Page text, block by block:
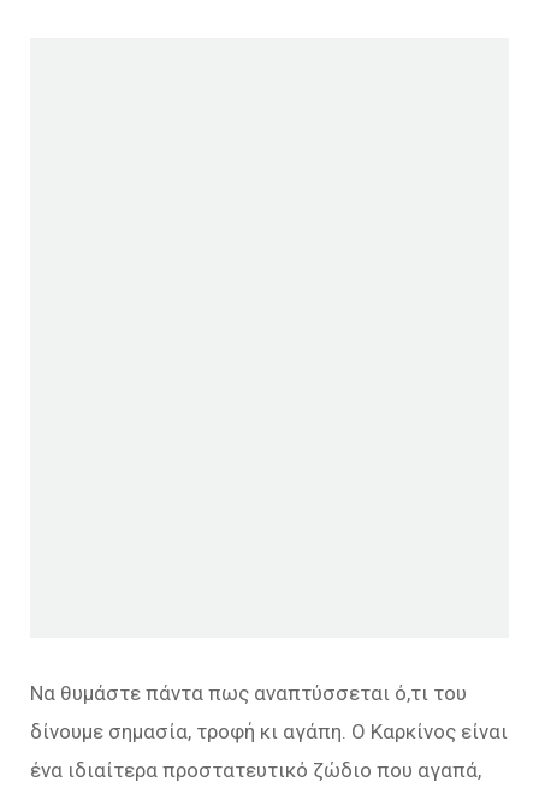
Να θυμάστε πάντα πως αναπτύσσεται ό,τι του
δίνουμε σημασία, τροφή κι αγάπη. Ο Καρκίνος είναι
ένα ιδιαίτερα προστατευτικό ζώδιο που αγαπά,